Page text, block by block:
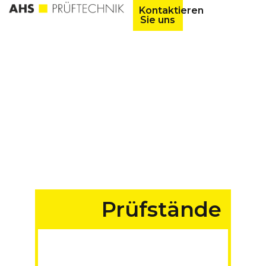
Kontaktieren
Sie uns
Prüfstände